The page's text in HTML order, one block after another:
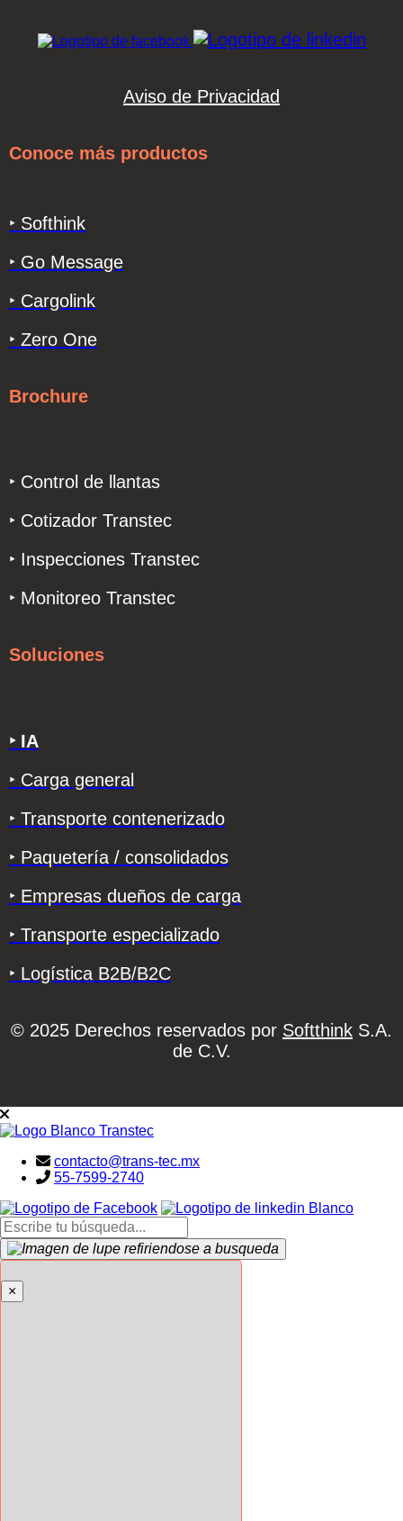
Aviso de Privacidad
Conoce más productos
‣ Softhink
‣ Go Message
‣ Cargolink
‣ Zero One
Brochure
‣ Control de llantas
‣ Cotizador Transtec
‣ Inspecciones Transtec
‣ Monitoreo Transtec
Soluciones
‣ IA
‣ Carga general
‣ Transporte contenerizado
‣ Paquetería / consolidados
‣ Empresas dueños de carga
‣ Transporte especializado
‣ Logística B2B/B2C
© 2025 Derechos reservados por Softthink S.A.
de C.V.
contacto@trans-tec.mx
55-7599-2740
search here
×